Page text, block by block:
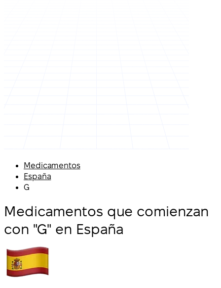
Medicamentos
España
G
Medicamentos que comienzan
con "G" en España